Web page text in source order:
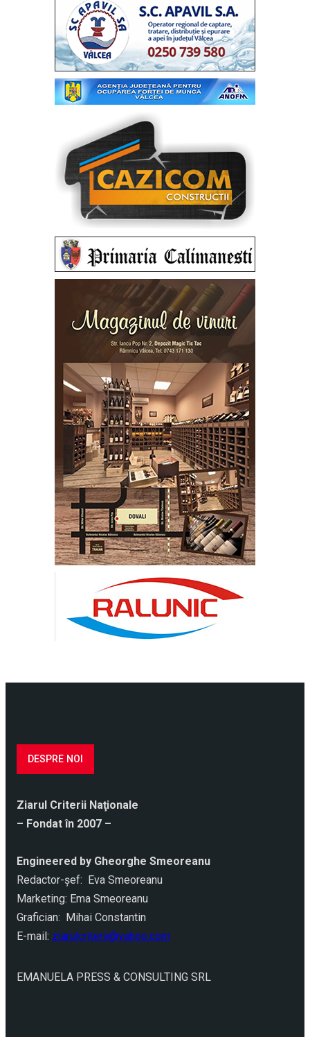
DESPRE NOI
Ziarul Criterii Naţionale
– Fondat în 2007 –
Engineered by Gheorghe Smeoreanu
Redactor-şef: Eva Smeoreanu
Marketing: Ema Smeoreanu
Grafician: Mihai Constantin
E-mail: ziarulcriterii@yahoo.com
EMANUELA PRESS & CONSULTING SRL